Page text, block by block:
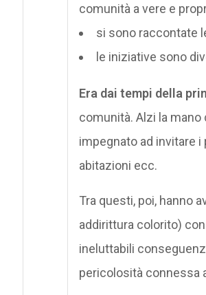
comunità a vere e
si sono raccontate
le iniziative sono
Era dai tempi della
comunità. Alzi la
impegnato ad invitare
abitazioni ecc.
Tra questi, poi, hanno
addirittura colorito)
ineluttabili
pericolosità connessa